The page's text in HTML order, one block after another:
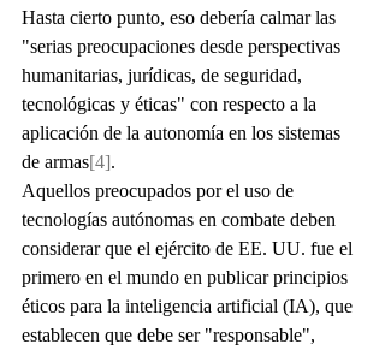
Hasta cierto punto, eso debería calmar las
"serias preocupaciones desde perspectivas
humanitarias, jurídicas, de seguridad,
tecnológicas y éticas" con respecto a la
aplicación de la autonomía en los sistemas
de armas[4].
Aquellos preocupados por el uso de
tecnologías autónomas en combate deben
considerar que el ejército de EE. UU. fue el
primero en el mundo en publicar principios
éticos para la inteligencia artificial (IA), que
establecen que debe ser "responsable",